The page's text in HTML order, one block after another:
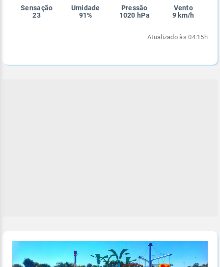
Sensação
23
Umidade
91%
Pressão
1020 hPa
Vento
9 km/h
Atualizado às 04:15h
Enviar
Enviar
Enviar
Enviar
Enviar